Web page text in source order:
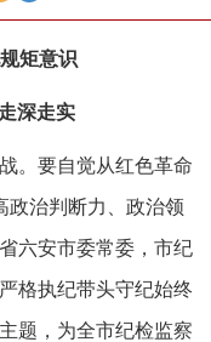
矩意识
深走实
。要自觉从红色革命
政治判断力、政治领
六安市委常委，市纪
格执纪带头守纪始终
题，为全市纪检监察